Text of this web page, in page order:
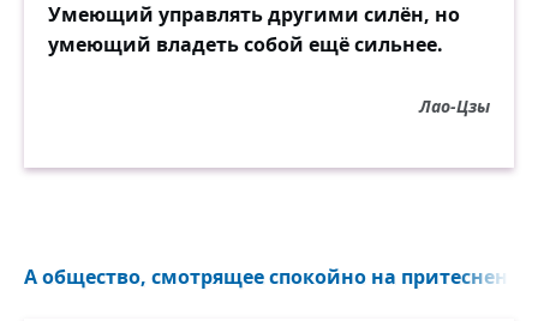
Умеющий управлять другими силён, но
умеющий владеть собой ещё сильнее.
Лао-Цзы
А общество, смотрящее спокойно на притесненье